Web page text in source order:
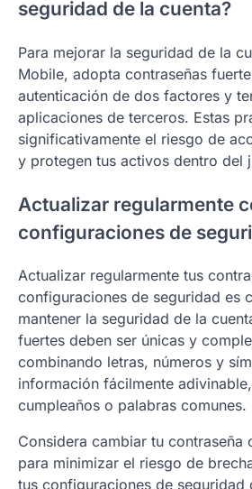
seguridad de la cuenta?
Para mejorar la seguridad de la
Mobile, adopta contraseñas
autenticación de dos factores y
aplicaciones de terceros. Estas
significativamente el riesgo de
y protegen tus activos dentro del
Actualizar regularmente
configuraciones de
Actualizar regularmente tus
configuraciones de seguridad es
mantener la seguridad de la
fuertes deben ser únicas y
combinando letras, números y
información fácilmente
cumpleaños o palabras comunes.
Considera cambiar tu contraseña
para minimizar el riesgo de
tus configuraciones de seguridad